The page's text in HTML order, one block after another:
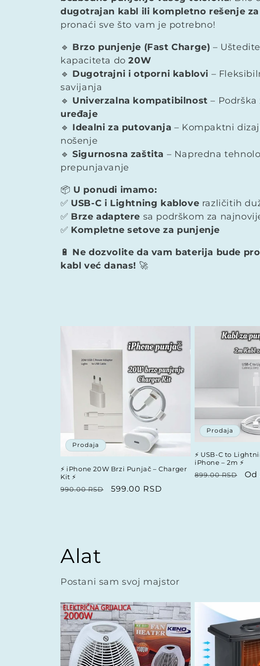
e
k
c
i
j
a
:
dugotrajan kabl ili kompletno rešenje
pronaći sve što vam je potrebno!
🔹 Brzo punjenje (Fast Charge) –
kapaciteta do20W
🔹 Dugotrajni i otporni kablovi –
savijanja
🔹 Univerzalna kompatibilnost – Podrška
uređaje
🔹 Idealni za putovanja – Kompaktni
nošenje
🔹Sigurnosna zaštita – Napredna
prepunjavanje
📦 U ponudi imamo:
✅ USB-C i Lightning kablove različitih
✅ Brze adaptere sa podrškom za
✅ Kompletne setove za punjenje
🔋 Ne dozvolite da vam baterija bude
kabl već danas! 🚀
Prodaja
⚡ iPhone 20W Brzi Punjač – Charger
Kit ⚡
Redovna
990.00 RSD
Prodajna
599.00 RSD
Prodaja
⚡ USB-C to
iPhone – 2m ⚡
Redovna
899.00 RSD Od
Alat
Postani sam svoj majstor